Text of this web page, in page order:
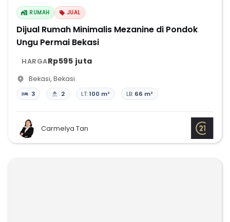
RUMAH JUAL
Dijual Rumah Minimalis Mezanine di Pondok
Ungu Permai Bekasi
HARGARp595 juta
Bekasi, Bekasi
3 2 LT:100 m² LB: 66 m²
Carmelya Tan